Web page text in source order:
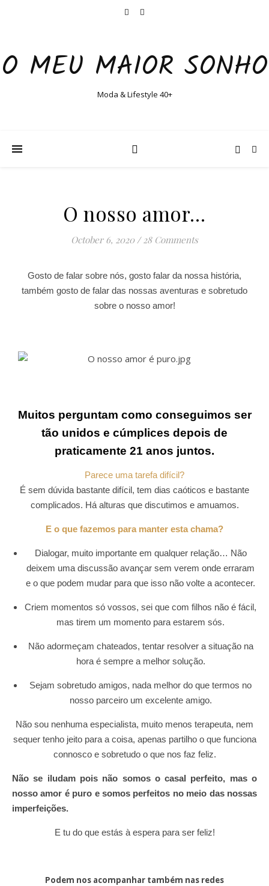
O MEU MAIOR SONHO
Moda & Lifestyle 40+
O nosso amor…
October 6, 2020 / 28 Comments
Gosto de falar sobre nós, gosto falar da nossa história,
também gosto de falar das nossas aventuras e sobretudo
sobre o nosso amor!
Muitos perguntam como conseguimos ser
tão unidos e cúmplices depois de
praticamente 21 anos juntos.
Parece uma tarefa difícil?
É sem dúvida bastante difícil, tem dias caóticos e bastante
complicados. Há alturas que discutimos e amuamos.
E o que fazemos para manter esta chama?
Dialogar, muito importante em qualquer relação… Não
deixem uma discussão avançar sem verem onde erraram
e o que podem mudar para que isso não volte a acontecer.
Criem momentos só vossos, sei que com filhos não é fácil,
mas tirem um momento para estarem sós.
Não adormeçam chateados, tentar resolver a situação na
hora é sempre a melhor solução.
Sejam sobretudo amigos, nada melhor do que termos no
nosso parceiro um excelente amigo.
Não sou nenhuma especialista, muito menos terapeuta, nem
sequer tenho jeito para a coisa, apenas partilho o que funciona
connosco e sobretudo o que nos faz feliz.
Não se iludam pois não somos o casal perfeito, mas o
nosso amor é puro e somos perfeitos no meio das nossas
imperfeições.
E tu do que estás à espera para ser feliz!
Podem nos acompanhar também nas redes